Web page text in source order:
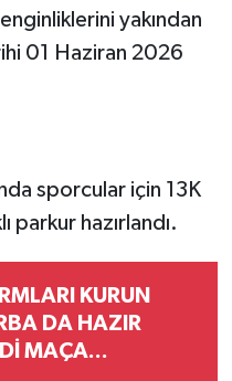
yakından
01 Haziran 2026
sporcular için 13K
parkur hazırlandı.
KURUN
DA HAZIR
MAÇA...